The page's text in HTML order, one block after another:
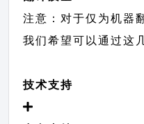
注意：对于仅为机器
我们希望可以通过这
技术支持